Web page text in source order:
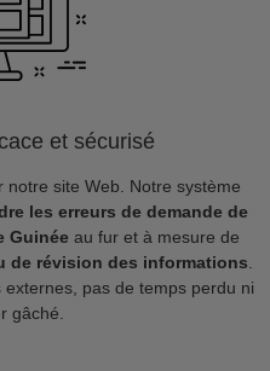
et sécurisé
site Web. Notre système
les erreurs de demande de
Guinée au fur et à mesure de
de révision des informations
pas de temps perdu ni
gâché.